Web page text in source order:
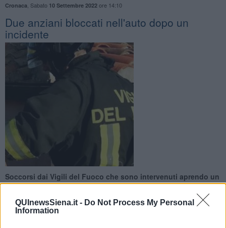
QUInewsSiena.it - Do Not Process My Personal
Information
Cronaca Sabato 10 Settembre 2022ore 14:10
Due anziani bloccati nell'auto dopo un
incidente
Soccorsi dai Vigili del Fuoco che sono intervenuti aprendo un
varco tra le lamiere. Sono stati poi trasferiti in ospedale dal